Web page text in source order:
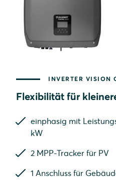
INVERTER VISION
Flexibilität für
einphasig mit
kW
2 MPP-Tracker für PV
1 Anschluss für